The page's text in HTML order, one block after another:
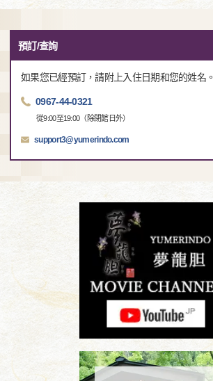
預訂/查詢
如果您已經預訂，請附上入住日期和您的姓名。
0967-44-0321
從9:00至19:00（除閉館日外）
support3@yumerindo.com